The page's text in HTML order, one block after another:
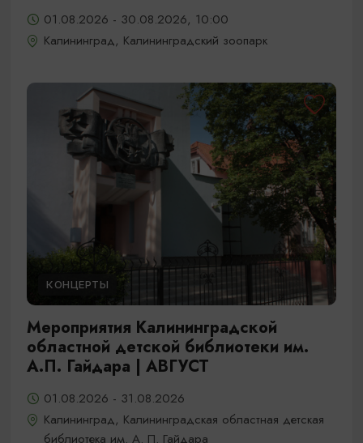
01.08.2026 - 30.08.2026, 10:00
Калининград, Калининградский зоопарк
КОНЦЕРТЫ
Мероприятия Калининградской
областной детской библиотеки им.
А.П. Гайдара | АВГУСТ
01.08.2026 - 31.08.2026
Калининград, Калининградская областная детская
библиотека им. А. П. Гайдара